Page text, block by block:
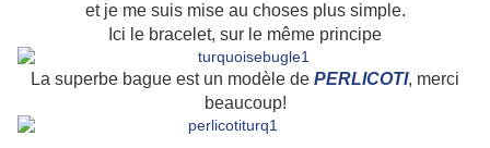
et je me suis mise au choses plus simple.
Ici le bracelet, sur le même principe
La superbe bague est un modèle de PERLICOTI, merci
beaucoup!